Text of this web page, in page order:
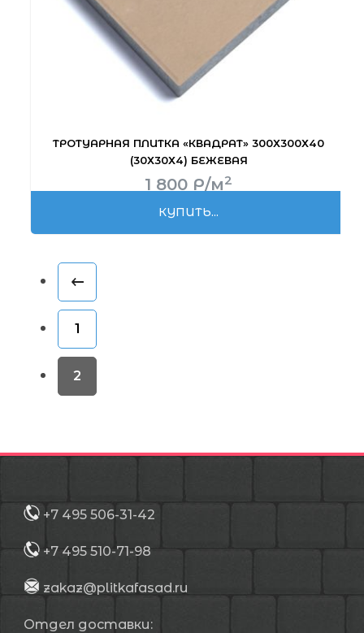
ТРОТУАРНАЯ ПЛИТКА «КВАДРАТ» 300Х300Х40
(30Х30Х4) БЕЖЕВАЯ
1 800 Р/м2
КУПИТЬ...
1
2
+7 495 506-31-42
+7 495 510-71-98
zakaz@plitkafasad.ru
Отдел доставки: